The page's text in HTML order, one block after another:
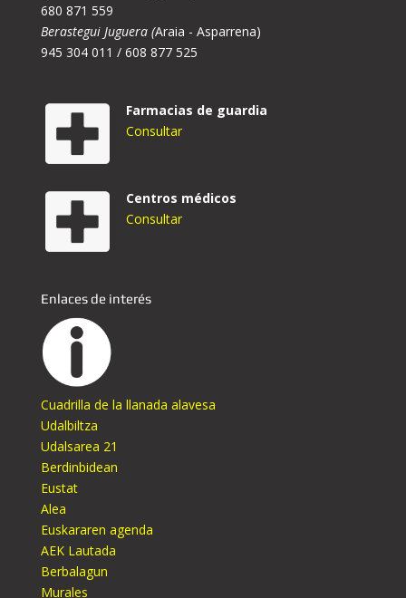
680 871 559
Berastegui Juguera (Araia - Asparrena)
945 304 011 / 608 877 525
Farmacias de guardia
Consultar
Centros médicos
Consultar
Enlaces de interés
Cuadrilla de la llanada alavesa
Udalbiltza
Udalsarea 21
Berdinbidean
Eustat
Alea
Euskararen agenda
AEK Lautada
Berbalagun
Murales